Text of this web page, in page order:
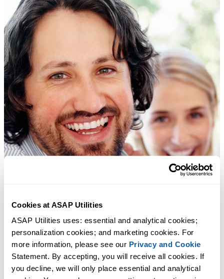
Cookies at ASAP Utilities
ASAP Utilities uses: essential and analytical cookies;
personalization cookies; and marketing cookies. For
more information, please see our Privacy and Cookie
Statement. By accepting, you will receive all cookies. If
you decline, we will only place essential and analytical